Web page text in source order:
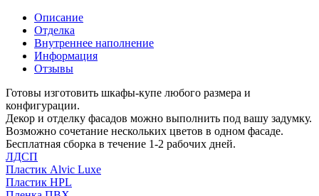
Описание
Отделка
Внутреннее наполнение
Информация
Отзывы
Готовы изготовить шкафы-купе любого размера и
конфигурации.
Декор и отделку фасадов можно выполнить под вашу задумку.
Возможно сочетание нескольких цветов в одном фасаде.
Бесплатная сборка в течение 1-2 рабочих дней.
ЛДСП
Пластик Alvic Luxe
Пластик HPL